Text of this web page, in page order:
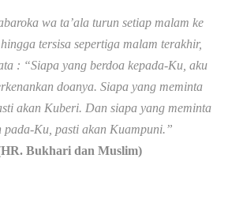
wa ta’ala turun setiap malam ke
tersisa sepertiga malam terakhir,
: “Siapa yang berdoa kepada-Ku, aku
doanya. Siapa yang meminta
akan Kuberi. Dan siapa yang meminta
pada-Ku, pasti akan Kuampuni.”
Bukhari dan Muslim)